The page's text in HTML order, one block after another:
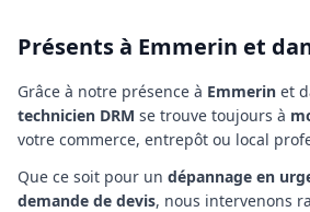
Présents à Emmerin et
Grâce à notre présence à Emmerin et
technicien DRM se trouve toujours à
votre commerce, entrepôt ou local
Que ce soit pour un dépannage en
demande de devis, nous intervenons